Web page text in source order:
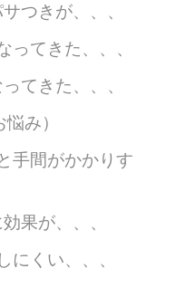
つきが、、、
ってきた、、、
てきた、、、
み）
手間がかかりす
果が、、、
にくい、、、